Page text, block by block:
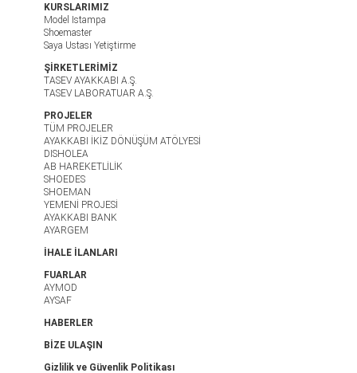
KURSLARIMIZ
Model Istampa
Shoemaster
Saya Ustası Yetiştirme
ŞİRKETLERİMİZ
TASEV AYAKKABI A.Ş.
TASEV LABORATUAR A.Ş.
PROJELER
TÜM PROJELER
AYAKKABI İKİZ DÖNÜŞÜM ATÖLYESİ
DISHOLEA
AB HAREKETLİLİK
SHOEDES
SHOEMAN
YEMENİ PROJESİ
AYAKKABI BANK
AYARGEM
İHALE İLANLARI
FUARLAR
AYMOD
AYSAF
HABERLER
BİZE ULAŞIN
Gizlilik ve Güvenlik Politikası